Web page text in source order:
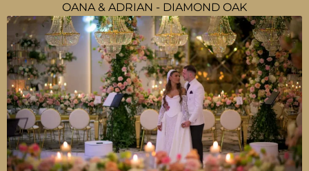
OANA & ADRIAN - DIAMOND OAK